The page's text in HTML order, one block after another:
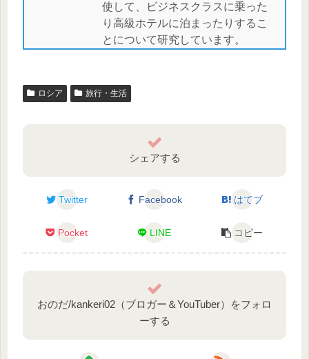
使して、ビジネスクラスに乗った
り高級ホテルに泊まったりするこ
とについて研究しています。
ロシア 旅行・生活
シェアする
Twitter Facebook はてブ
Pocket LINE コピー
おのだ/kankeri02（ブロガー＆YouTuber）をフォロ
ーする